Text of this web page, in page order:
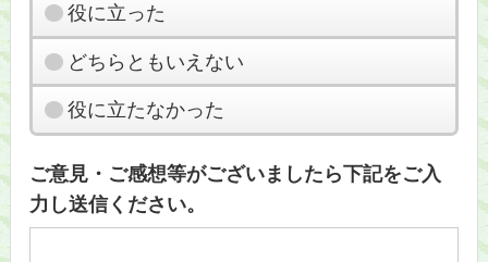
役に立った
どちらともいえない
役に立たなかった
ご意見・ご感想等がございましたら下記をご入
力し送信ください。